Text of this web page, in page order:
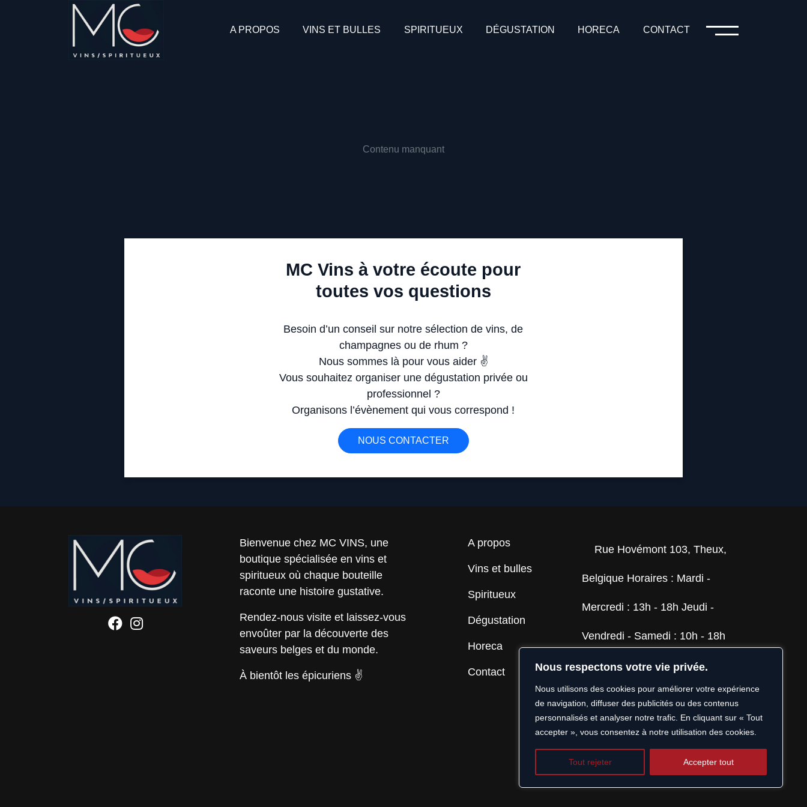
Nous respectons votre vie privée.
Nous utilisons des cookies pour améliorer votre expérience
de navigation, diffuser des publicités ou des contenus
personnalisés et analyser notre trafic. En cliquant sur « Tout
accepter », vous consentez à notre utilisation des cookies.
Tout rejeter Accepter tout
A PROPOS VINS ET BULLES SPIRITUEUX DÉGUSTATION HORECA CONTACT
Contenu manquant
MC Vins à votre écoute pour
toutes vos questions
Besoin d’un conseil sur notre sélection de vins, de
champagnes ou de rhum ?
Nous sommes là pour vous aider ✌️
Vous souhaitez organiser une dégustation privée ou
professionnel ?
Organisons l’évènement qui vous correspond !
NOUS CONTACTER
Bienvenue chez MC VINS, une
boutique spécialisée en vins et
spiritueux où chaque bouteille
raconte une histoire gustative.
Rendez-nous visite et laissez-vous
envoûter par la découverte des
saveurs belges et du monde.
À bientôt les épicuriens ✌️
A propos
Vins et bulles
Spiritueux
Dégustation
Horeca
Contact
Rue Hovémont 103, Theux,
Belgique Horaires : Mardi -
Mercredi : 13h - 18h Jeudi -
Vendredi - Samedi : 10h - 18h
georges@mcvins.be
TVA : BE 0802.110.816
+32 87 54 26 55
CONTACT